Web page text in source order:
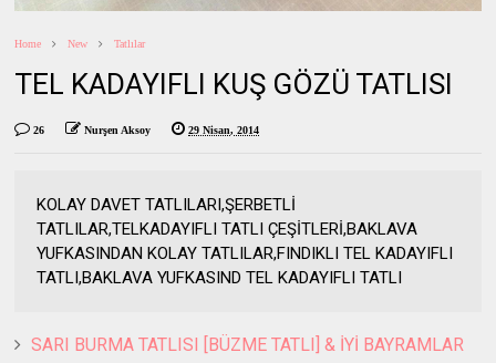
Home New Tatlılar
TEL KADAYIFLI KUŞ GÖZÜ TATLISI
26 Nurşen Aksoy 29 Nisan, 2014
KOLAY DAVET TATLILARI,ŞERBETLİ
TATLILAR,TELKADAYIFLI TATLI ÇEŞİTLERİ,BAKLAVA
YUFKASINDAN KOLAY TATLILAR,FINDIKLI TEL KADAYIFLI
TATLI,BAKLAVA YUFKASIND TEL KADAYIFLI TATLI
SARI BURMA TATLISI [BÜZME TATLI] & İYİ BAYRAMLAR